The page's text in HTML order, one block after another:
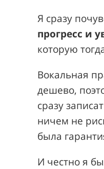
Я сразу
прогресс и
которую
Вокальная
дешево,
сразу
ничем не
была
И честно я